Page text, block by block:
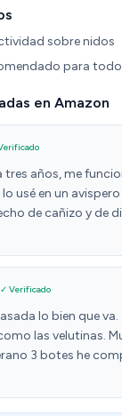
sobre nidos
para
en Amazon
tres años, me
usé en un
de cañizo y de
de tres años
ipso facto, sin
muerto tras el
difusor de
que cunde muy
pràcticamente
✓ Verificado
lo bien que
las velutinas.
3 botes he